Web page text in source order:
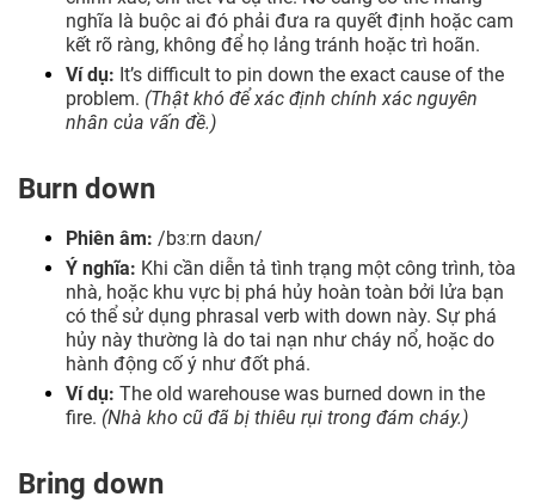
nghĩa là buộc ai đó phải đưa ra quyết định hoặc cam
kết rõ ràng, không để họ lảng tránh hoặc trì hoãn.
Ví dụ: It’s difficult to pin down the exact cause of the
problem. (Thật khó để xác định chính xác nguyên
nhân của vấn đề.)
Burn down
Phiên âm: /bɜːrn daʊn/
Ý nghĩa: Khi cần diễn tả tình trạng một công trình, tòa
nhà, hoặc khu vực bị phá hủy hoàn toàn bởi lửa bạn
có thể sử dụng phrasal verb with down này. Sự phá
hủy này thường là do tai nạn như cháy nổ, hoặc do
hành động cố ý như đốt phá.
Ví dụ: The old warehouse was burned down in the
fire. (Nhà kho cũ đã bị thiêu rụi trong đám cháy.)
Bring down